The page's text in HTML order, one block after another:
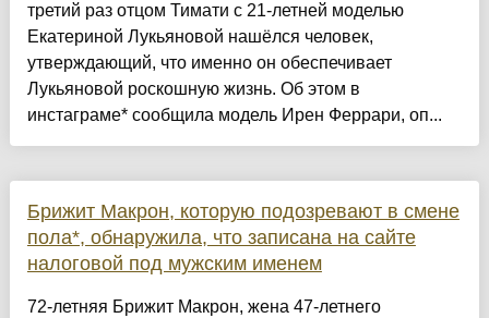
третий раз отцом Тимати с 21-летней моделью
Екатериной Лукьяновой нашёлся человек,
утверждающий, что именно он обеспечивает
Лукьяновой роскошную жизнь. Об этом в
инстаграме* сообщила модель Ирен Феррари, оп...
Брижит Макрон, которую подозревают в смене
пола*, обнаружила, что записана на сайте
налоговой под мужским именем
72-летняя Брижит Макрон, жена 47-летнего